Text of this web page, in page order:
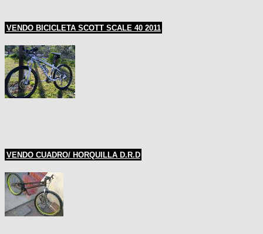
VENDO BICICLETA SCOTT SCALE 40 2011
VENDO CUADRO/ HORQUILLA D.R.D